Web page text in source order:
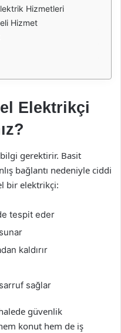
Hizmetleri
Hizmet
Elektrikçi
gerektirir. Basit
bağlantı nedeniyle ciddi
bir elektrikçi:
tespit eder
kaldırır
sağlar
güvenlik
konut hem de iş